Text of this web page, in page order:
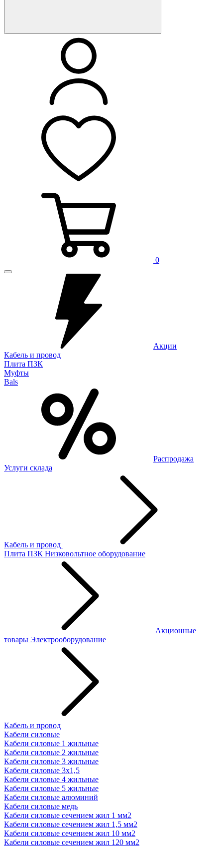
0
Акции
Кабель и провод
Плита ПЗК
Муфты
Bals
Распродажа
Услуги склада
Кабель и провод
Плита ПЗК Низковольтное оборудование
Акционные
товары Электрооборудование
Кабель и провод
Кабели силовые
Кабели силовые 1 жильные
Кабели силовые 2 жильные
Кабели силовые 3 жильные
Кабели силовые 3х1,5
Кабели силовые 4 жильные
Кабели силовые 5 жильные
Кабели силовые алюминий
Кабели силовые медь
Кабели силовые сечением жил 1 мм2
Кабели силовые сечением жил 1,5 мм2
Кабели силовые сечением жил 10 мм2
Кабели силовые сечением жил 120 мм2